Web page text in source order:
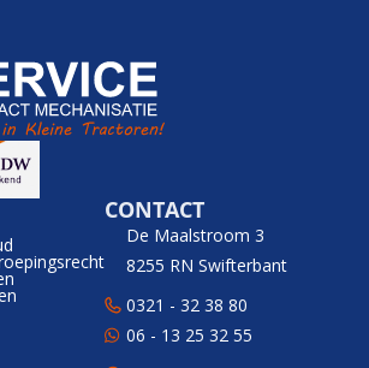
CONTACT
De Maalstroom 3
8255 RN Swifterbant
0321 - 32 38 80
06 - 13 25 32 55